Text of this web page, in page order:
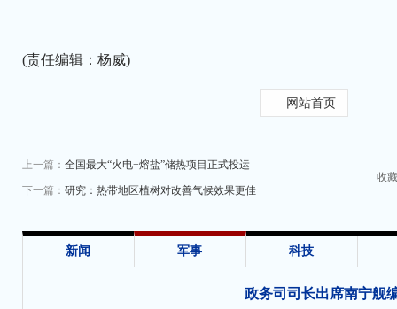
(责任编辑：杨威)
网站首页
上一篇： 全国最大“火电+熔盐”储热项目正式投运
下一篇： 研究：热带地区植树对改善气候效果更佳
收
新闻 军事 科技
政务司司长出席南宁舰